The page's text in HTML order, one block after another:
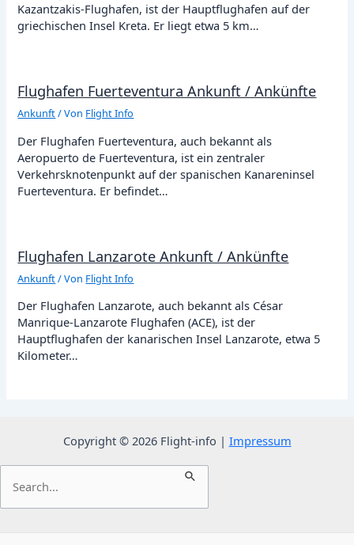
Kazantzakis-Flughafen, ist der Hauptflughafen auf der
griechischen Insel Kreta. Er liegt etwa 5 km…
Flughafen Fuerteventura Ankunft / Ankünfte
Ankunft/ Von Flight Info
Der Flughafen Fuerteventura, auch bekannt als
Aeropuerto de Fuerteventura, ist ein zentraler
Verkehrsknotenpunkt auf der spanischen Kanareninsel
Fuerteventura. Er befindet…
Flughafen Lanzarote Ankunft / Ankünfte
Ankunft/ Von Flight Info
Der Flughafen Lanzarote, auch bekannt als César
Manrique-Lanzarote Flughafen (ACE), ist der
Hauptflughafen der kanarischen Insel Lanzarote, etwa 5
Kilometer…
Copyright © 2026 Flight-info | Impressum
nach: